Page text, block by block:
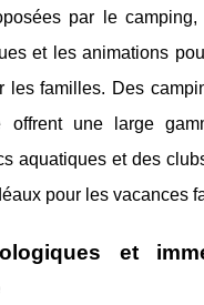
par le
et les animations
les familles. Des
offrent une large
aquatiques et des
pour les vacances
et